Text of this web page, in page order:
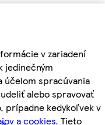
v zariadení
jedinečným
účelom spracúvania
alebo spravovať
prípadne kedykoľvek v
a cookies. Tieto